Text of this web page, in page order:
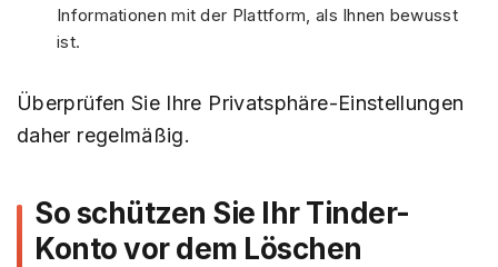
Informationen mit der Plattform, als Ihnen bewusst
ist.
Überprüfen Sie Ihre Privatsphäre-Einstellungen
daher regelmäßig.
So schützen Sie Ihr Tinder-
Konto vor dem Löschen